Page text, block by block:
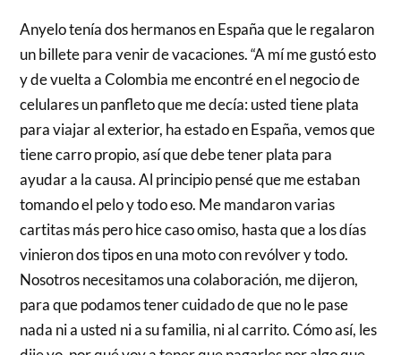
Anyelo tenía dos hermanos en España que le regalaron
un billete para venir de vacaciones. “A mí me gustó esto
y de vuelta a Colombia me encontré en el negocio de
celulares un panfleto que me decía: usted tiene plata
para viajar al exterior, ha estado en España, vemos que
tiene carro propio, así que debe tener plata para
ayudar a la causa. Al principio pensé que me estaban
tomando el pelo y todo eso. Me mandaron varias
cartitas más pero hice caso omiso, hasta que a los días
vinieron dos tipos en una moto con revólver y todo.
Nosotros necesitamos una colaboración, me dijeron,
para que podamos tener cuidado de que no le pase
nada ni a usted ni a su familia, ni al carrito. Cómo así, les